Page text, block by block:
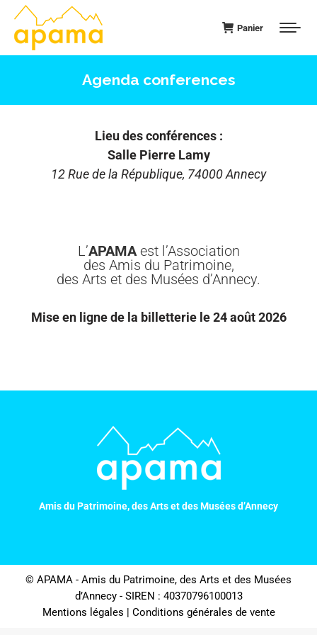
Panier
Agenda conferences
Lieu des conférences :
Salle Pierre Lamy
12 Rue de la République, 74000 Annecy
L’APAMAest l’Association
des Amis du Patrimoine,
des Arts et des Musées d’Annecy.
Mise en ligne de la billetterie le 24 août 2026
Amis du Patrimoine, des Arts et des Musées d’Annecy
© APAMA - Amis du Patrimoine, des Arts et des Musées
d’Annecy - SIREN : 40370796100013
Mentions légales | Conditions générales de vente